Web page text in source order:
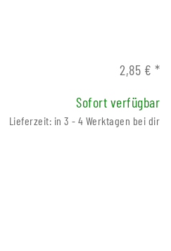
2,85 € *
Sofort verfügbar
Lieferzeit: in 3 - 4 Werktagen bei dir